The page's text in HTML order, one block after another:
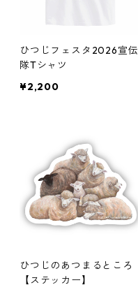
ひつじフェスタ2026宣伝
隊Tシャツ
¥2,200
ひつじのあつまるところ
【ステッカー】